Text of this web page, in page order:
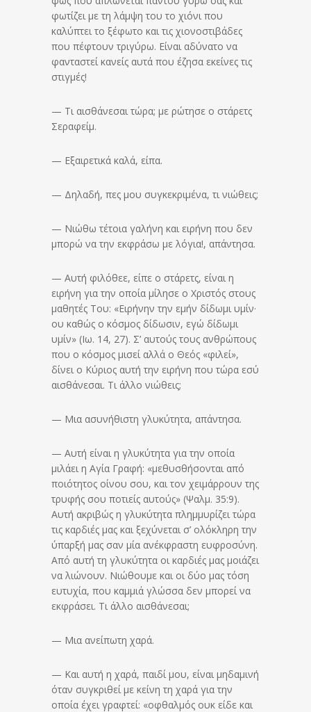
φωτίζει με τη λάμψη του το χιόνι που
καλύπτει το ξέφωτο και τις χιονοστιβάδες
που πέφτουν τριγύρω. Είναι αδύνατο να
φανταστεί κανείς αυτά που έζησα εκείνες τις
στιγμές!
— Τι αισθάνεσαι τώρα; με ρώτησε ο στάρετς
Σεραφείμ.
— Εξαιρετικά καλά, είπα.
— Δηλαδή, πες μου συγκεκριμένα, τι νιώθεις;
— Νιώθω τέτοια γαλήνη και ειρήνη που δεν
μπορώ να την εκφράσω με λόγια!, απάντησα.
— Αυτή φιλόθεε, είπε ο στάρετς, είναι η
ειρήνη για την οποία μίλησε ο Χριστός στους
μαθητές Του: «Ειρήνην την εμήν δίδωμι υμίν·
ου καθώς ο κόσμος δίδωσιν, εγώ δίδωμι
υμίν» (Ιω. 14, 27). Σ’ αυτούς τους ανθρώπους
που ο κόσμος μισεί αλλά ο Θεός «φιλεί»,
δίνει ο Κύριος αυτή την ειρήνη που τώρα εσύ
αισθάνεσαι. Τι άλλο νιώθεις;
— Μια ασυνήθιστη γλυκύτητα, απάντησα.
— Αυτή είναι η γλυκύτητα για την οποία
μιλάει η Αγία Γραφή: «μεθυσθήσονται από
ποιότητος οίνου σου, και τον χειμάρρουν της
τρυφής σου ποτιείς αυτούς» (Ψαλμ. 35:9).
Αυτή ακριβώς η γλυκύτητα πλημμυρίζει τώρα
τις καρδιές μας και ξεχύνεται σ’ ολόκληρη την
ύπαρξή μας σαν μία ανέκφραστη ευφροσύνη.
Από αυτή τη γλυκύτητα οι καρδιές μας μοιάζει
να λιώνουν. Νιώθουμε και οι δύο μας τόση
ευτυχία, που καμμιά γλώσσα δεν μπορεί να
εκφράσει. Τι άλλο αισθάνεσαι;
— Μια ανείπωτη χαρά.
— Και αυτή η χαρά, παιδί μου, είναι μηδαμινή
όταν συγκριθεί με κείνη τη χαρά για την
οποία έχει γραφτεί: «οφθαλμός ουκ είδε και